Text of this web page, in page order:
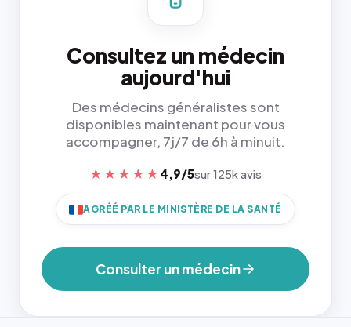
Consultez un médecin
aujourd'hui
Des médecins généralistes sont
disponibles maintenant pour vous
accompagner, 7j/7 de 6h à minuit.
★★★★★ 4,9/5sur 125k avis
AGRÉÉ PAR LE MINISTÈRE DE LA SANTÉ
Consulter un médecin